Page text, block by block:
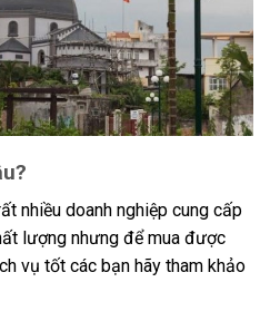
nhiều doanh nghiệp cung cấp
lượng nhưng để mua được
vụ tốt các bạn hãy tham khảo